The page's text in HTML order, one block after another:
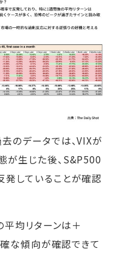
のデータでは、VIXが
が生じた後、S&P500
していることが確認
均リターンは＋
な傾向が確認できて